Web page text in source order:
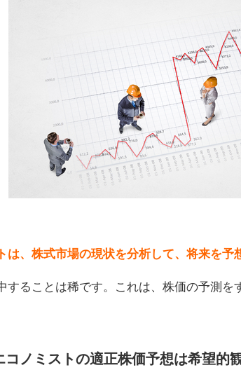
は、株式市場の現状を分析して、将来を予
することは稀です。これは、株価の予測を
コノミストの適正株価予想は希望的